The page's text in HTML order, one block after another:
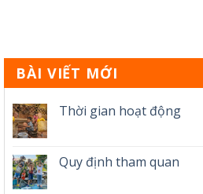
BÀI VIẾT MỚI
Thời gian hoạt động
Quy định tham quan